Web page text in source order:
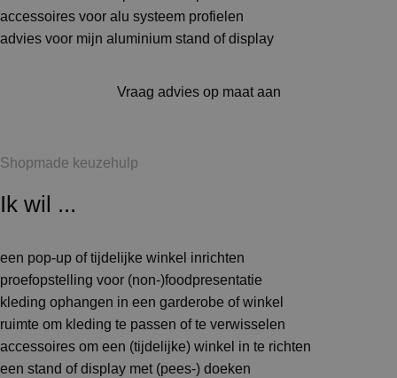
accessoires voor alu systeem profielen
advies voor mijn aluminium stand of display
Vraag advies op maat aan
Shopmade keuzehulp
Ik wil ...
een pop-up of tijdelijke winkel inrichten
proefopstelling voor (non-)foodpresentatie
kleding ophangen in een garderobe of winkel
ruimte om kleding te passen of te verwisselen
accessoires om een (tijdelijke) winkel in te richten
een stand of display met (pees-) doeken